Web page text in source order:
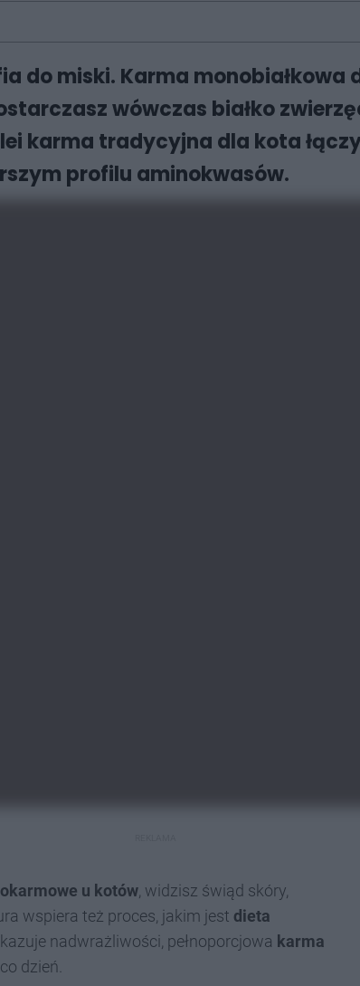
do miski. Karma monobiałkowa
wówczas białko
karma tradycyjna dla kota
profilu aminokwasów.
u kotów , widzisz świąd skóry,
wspiera też proces, jakim jest dieta
nadwrażliwości, pełnoporcjowa karma
dzień.